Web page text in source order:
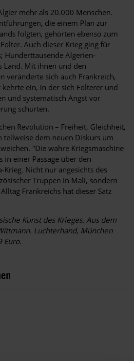
mehr als 20.000 Menschen.
die einem Plan zur
folgten, gehörten ebenso zum
Auch dieser Krieg ging für
Hunderttausende Algerien-
Land. Mit ihnen und den
veränderte sich auch Frankreich,
ein, in der sich Folterer und
und systematisch Angst vor
schürten.
Revolution – Freiheit, Gleichheit,
teilweise dem neuen Diskurs um
"Die wahre Kriegsmaschine
in einer Passage über den
Krieg. Nicht nur angesichts des
Truppen in Mali, sondern
Frankreichs hat dieser Satz
Kunst des Krieges. Aus dem
Luchterhand, München
Euro.